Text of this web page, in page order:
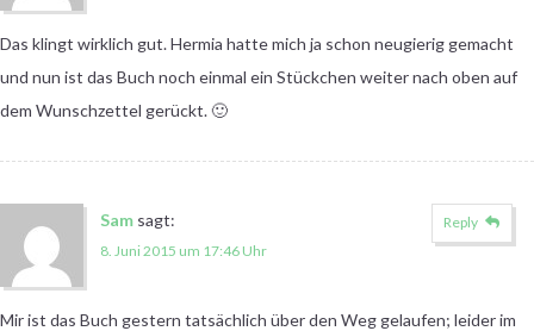
Das klingt wirklich gut. Hermia hatte mich ja schon neugierig gemacht
und nun ist das Buch noch einmal ein Stückchen weiter nach oben auf
dem Wunschzettel gerückt. 🙂
Sam sagt:
8. Juni 2015 um 17:46 Uhr
Mir ist das Buch gestern tatsächlich über den Weg gelaufen; leider im
Reply